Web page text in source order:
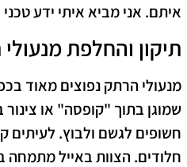
איתם. אני מביא איתי ידע טכני
תיקון והחלפת
מנעולי הרתק נפוצים מאוד
שמוגן בתוך "קופסה" או
חשופים לגשם ולבוץ. לעיתים
חלודים. הצוות באייל מתמחה